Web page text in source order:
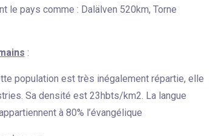
le pays comme : Dalälven 520km, Torne
:
population est très inégalement répartie, elle
Sa densité est 23hbts/km2. La langue
à 80% l’évangélique